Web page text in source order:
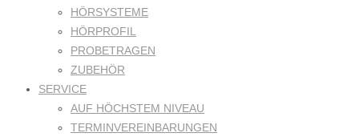
HÖRSYSTEME
HÖRPROFIL
PROBETRAGEN
ZUBEHÖR
SERVICE
AUF HÖCHSTEM NIVEAU
TERMINVEREINBARUNGEN